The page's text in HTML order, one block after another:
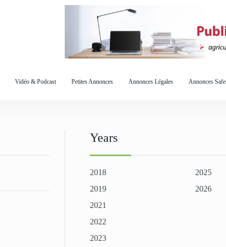
Vidéo & Podcast Petites Annonces Annonces Légales Annonces
Years
2018
2019
2021
2022
2023
2025
2026